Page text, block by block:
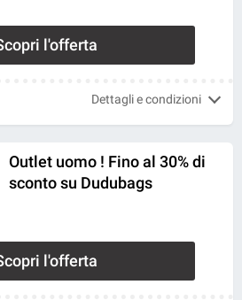
l'offerta
Dettagli e condizioni
Outlet uomo ! Fino al 30% di
sconto su Dudubags
l'offerta